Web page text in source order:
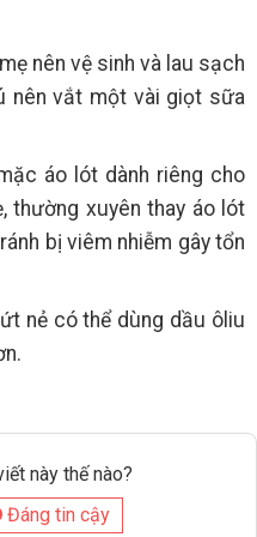
nên vệ sinh và lau sạch
nên vắt một vài giọt sữa
áo lót dành riêng cho
thường xuyên thay áo lót
bị viêm nhiễm gây tổn
nẻ có thể dùng dầu ôliu
này thế nào?
Đáng tin cậy